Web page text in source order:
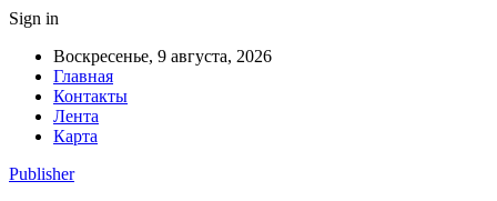
Sign in
Воскресенье, 9 августа, 2026
Главная
Контакты
Лента
Карта
Publisher